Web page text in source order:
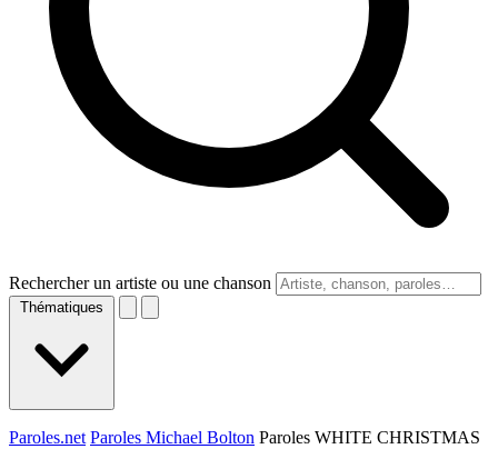
Rechercher un artiste ou une chanson
Thématiques
Paroles.net Paroles Michael Bolton Paroles WHITE CHRISTMAS